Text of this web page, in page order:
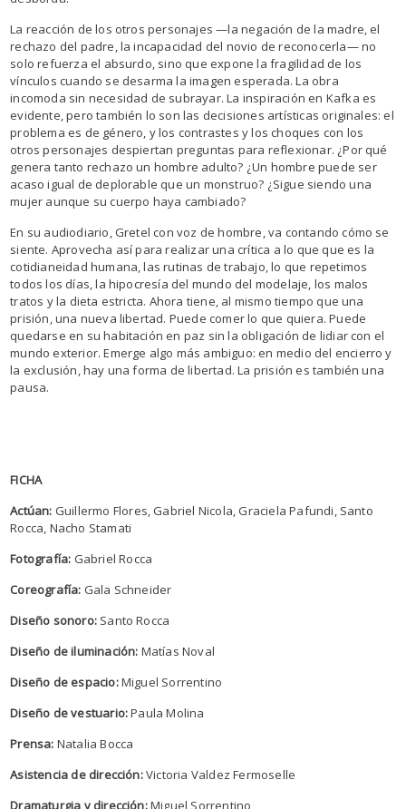
La reacción de los otros personajes —la negación de la madre, el
rechazo del padre, la incapacidad del novio de reconocerla— no
solo refuerza el absurdo, sino que expone la fragilidad de los
vínculos cuando se desarma la imagen esperada. La obra
incomoda sin necesidad de subrayar. La inspiración en Kafka es
evidente, pero también lo son las decisiones artísticas originales: el
problema es de género, y los contrastes y los choques con los
otros personajes despiertan preguntas para reflexionar. ¿Por qué
genera tanto rechazo un hombre adulto? ¿Un hombre puede ser
acaso igual de deplorable que un monstruo? ¿Sigue siendo una
mujer aunque su cuerpo haya cambiado?
En su audiodiario, Gretel con voz de hombre, va contando cómo se
siente. Aprovecha así para realizar una crítica a lo que que es la
cotidianeidad humana, las rutinas de trabajo, lo que repetimos
todos los días, la hipocresía del mundo del modelaje, los malos
tratos y la dieta estricta. Ahora tiene, al mismo tiempo que una
prisión, una nueva libertad. Puede comer lo que quiera. Puede
quedarse en su habitación en paz sin la obligación de lidiar con el
mundo exterior. Emerge algo más ambiguo: en medio del encierro y
la exclusión, hay una forma de libertad. La prisión es también una
pausa.
FICHA
Actúan: Guillermo Flores, Gabriel Nicola, Graciela Pafundi, Santo
Rocca, Nacho Stamati
Fotografía: Gabriel Rocca
Coreografía: Gala Schneider
Diseño sonoro:Santo Rocca
Diseño de iluminación: Matías Noval
Diseño de espacio:Miguel Sorrentino
Diseño de vestuario:Paula Molina
Prensa: Natalia Bocca
Asistencia de dirección:Victoria Valdez Fermoselle
Dramaturgia y dirección:Miguel Sorrentino